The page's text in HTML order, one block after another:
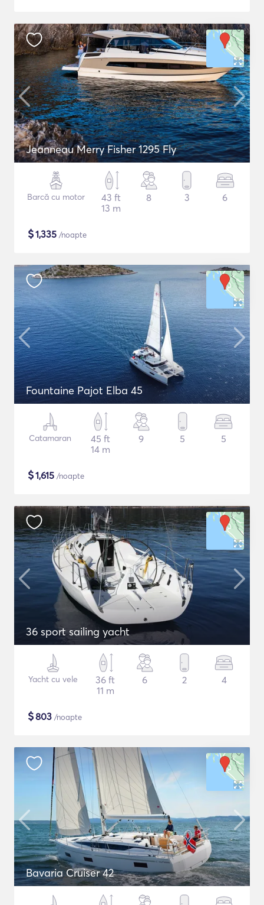
Jeanneau Merry Fisher 1295 Fly
Barcă cu motor
43 ft
13 m
8 3 6
$1,335 /noapte
Fountaine Pajot Elba 45
Catamaran
45 ft
14 m
9 5 5
$1,615 /noapte
36 sport sailing yacht
Yacht cu vele
36 ft
11 m
6 2 4
$803 /noapte
Bavaria Cruiser 42